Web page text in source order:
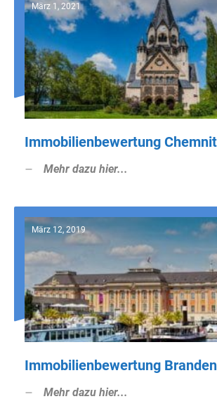
März 1, 2021
Immobilienbewertung
Mehr dazu hier...
März 12, 2019
Immobilienbewertung
Mehr dazu hier...